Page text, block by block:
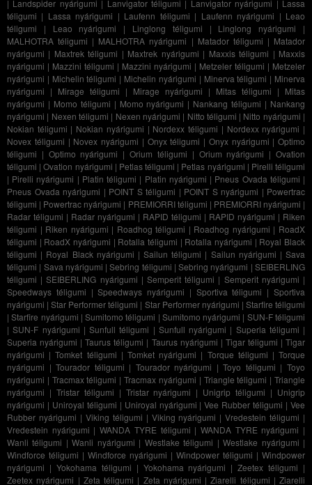
| Landspider nyárigumi | Lanvigator téligumi | Lanvigator nyárigumi | Lassa
téligumi | Lassa nyárigumi | Laufenn téligumi | Laufenn nyárigumi | Leao
téligumi | Leao nyárigumi | Linglong téligumi | Linglong nyárigumi |
MALHOTRA téligumi | MALHOTRA nyárigumi | Matador téligumi | Matador
nyárigumi | Maxtrek téligumi | Maxtrek nyárigumi | Maxxis téligumi | Maxxis
nyárigumi | Mazzini téligumi | Mazzini nyárigumi | Metzeler téligumi | Metzeler
nyárigumi | Michelin téligumi | Michelin nyárigumi | Minerva téligumi | Minerva
nyárigumi | Mirage téligumi | Mirage nyárigumi | Mitas téligumi | Mitas
nyárigumi | Momo téligumi | Momo nyárigumi | Nankang téligumi | Nankang
nyárigumi | Nexen téligumi | Nexen nyárigumi | Nitto téligumi | Nitto nyárigumi |
Nokian téligumi | Nokian nyárigumi | Nordexx téligumi | Nordexx nyárigumi |
Novex téligumi | Novex nyárigumi | Onyx téligumi | Onyx nyárigumi | Optimo
téligumi | Optimo nyárigumi |Orium téligumi | Orium nyárigumi |Ovation
téligumi |Ovation nyárigumi | Petlas téligumi | Petlas nyárigumi | Pirelli téligumi
| Pirelli nyárigumi | Platin téligumi | Platin nyárigumi | Pneus Ovada téligumi |
Pneus Ovada nyárigumi | POINT S téligumi | POINT S nyárigumi | Powertrac
téligumi | Powertrac nyárigumi | PREMIORRI téligumi | PREMIORRI nyárigumi |
Radar téligumi | Radar nyárigumi | RAPID téligumi | RAPID nyárigumi | Riken
téligumi | Riken nyárigumi | Roadhog téligumi | Roadhog nyárigumi | RoadX
téligumi | RoadX nyárigumi | Rotalla téligumi | Rotalla nyárigumi | Royal Black
téligumi | Royal Black nyárigumi |Sailun téligumi | Sailun nyárigumi |Sava
téligumi | Sava nyárigumi |Sebring téligumi |Sebring nyárigumi |SEIBERLING
téligumi |SEIBERLING nyárigumi |Semperit téligumi | Semperit nyárigumi |
Speedways téligumi |Speedways nyárigumi | Sportiva téligumi |Sportiva
nyárigumi |Star Performer téligumi | Star Performer nyárigumi | Starfire téligumi
|Starfire nyárigumi |Sumitomo téligumi | Sumitomo nyárigumi | SUN-F téligumi
|SUN-F nyárigumi | Sunfull téligumi | Sunfull nyárigumi | Superia téligumi |
Superia nyárigumi |Taurus téligumi | Taurus nyárigumi | Tigar téligumi |Tigar
nyárigumi |Tomket téligumi | Tomket nyárigumi | Torque téligumi |Torque
nyárigumi |Tourador téligumi | Tourador nyárigumi |Toyo téligumi |Toyo
nyárigumi | Tracmax téligumi |Tracmax nyárigumi | Triangle téligumi |Triangle
nyárigumi | Tristar téligumi | Tristar nyárigumi | Unigrip téligumi | Unigrip
nyárigumi | Uniroyal téligumi | Uniroyal nyárigumi |Vee Rubber téligumi |Vee
Rubber nyárigumi | Viking téligumi | Viking nyárigumi |Vredestein téligumi |
Vredestein nyárigumi |WANDA TYRE téligumi | WANDA TYRE nyárigumi |
Wanli téligumi |Wanli nyárigumi | Westlake téligumi |Westlake nyárigumi |
Windforce téligumi | Windforce nyárigumi | Windpower téligumi | Windpower
nyárigumi | Yokohama téligumi | Yokohama nyárigumi |Zeetex téligumi |
Zeetex nyárigumi | Zeta téligumi | Zeta nyárigumi |Ziarelli téligumi | Ziarelli